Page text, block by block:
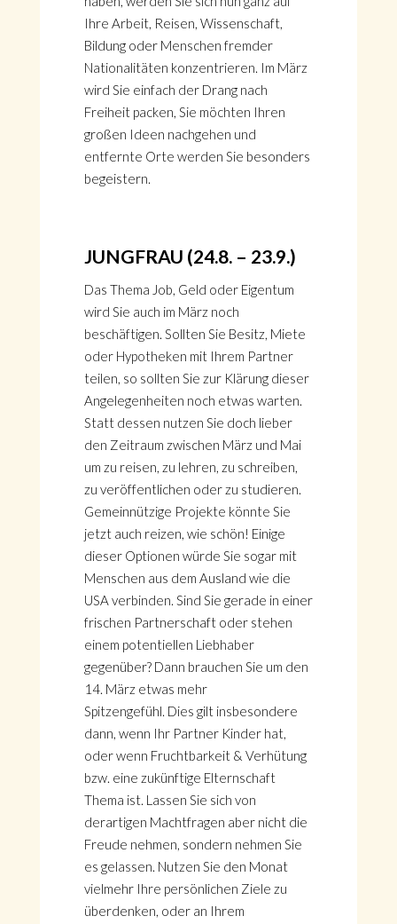
Ihre Arbeit, Reisen, Wissenschaft,
Bildung oder Menschen fremder
Nationalitäten konzentrieren. Im März
wird Sie einfach der Drang nach
Freiheit packen, Sie möchten Ihren
großen Ideen nachgehen und
entfernte Orte werden Sie besonders
begeistern.
JUNGFRAU (24.8. – 23.9.)
Das Thema Job, Geld oder Eigentum
wird Sie auch im März noch
beschäftigen. Sollten Sie Besitz, Miete
oder Hypotheken mit Ihrem Partner
teilen, so sollten Sie zur Klärung dieser
Angelegenheiten noch etwas warten.
Statt dessen nutzen Sie doch lieber
den Zeitraum zwischen März und Mai
um zu reisen, zu lehren, zu schreiben,
zu veröffentlichen oder zu studieren.
Gemeinnützige Projekte könnte Sie
jetzt auch reizen, wie schön! Einige
dieser Optionen würde Sie sogar mit
Menschen aus dem Ausland wie die
USA verbinden. Sind Sie gerade in einer
frischen Partnerschaft oder stehen
einem potentiellen Liebhaber
gegenüber? Dann brauchen Sie um den
14. März etwas mehr
Spitzengefühl. Dies gilt insbesondere
dann, wenn Ihr Partner Kinder hat,
oder wenn Fruchtbarkeit & Verhütung
bzw. eine zukünftige Elternschaft
Thema ist. Lassen Sie sich von
derartigen Machtfragen aber nicht die
Freude nehmen, sondern nehmen Sie
es gelassen. Nutzen Sie den Monat
vielmehr Ihre persönlichen Ziele zu
überdenken, oder an Ihrem